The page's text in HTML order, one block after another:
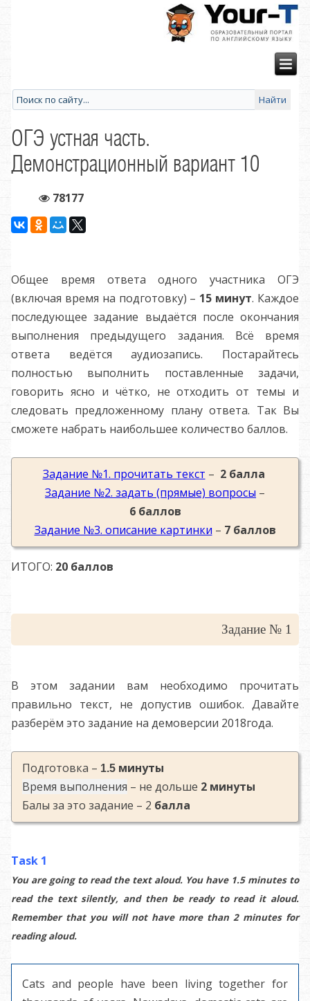
ОГЭ устная часть.
Демонстрационный вариант 10
78177
Общее время ответа одного участника ОГЭ
(включая время на подготовку) – 15 минут. Каждое
последующее задание выдаётся после окончания
выполнения предыдущего задания. Всё время
ответа ведётся аудиозапись. Постарайтесь
полностью выполнить поставленные задачи,
говорить ясно и чётко, не отходить от темы и
следовать предложенному плану ответа. Так Вы
сможете набрать наибольшее количество баллов.
Задание №1. прочитать текст – 2 балла
Задание №2. задать (прямые) вопросы –
6 баллов
Задание №3. описание картинки – 7 баллов
ИТОГО: 20 баллов
Задание № 1
В этом задании вам необходимо прочитать
правильно текст, не допустив ошибок. Давайте
разберём это задание на демоверсии 2018года.
Подготовка – 1.5 минуты
Время выполнения – не дольше 2 минуты
Балы за это задание – 2 балла
Task 1
You are going to read the text aloud. You have 1.5 minutes to
read the text silently, and then be ready to read it aloud.
Remember that you will not have more than 2 minutes for
reading aloud.
Cats and people have been living together for